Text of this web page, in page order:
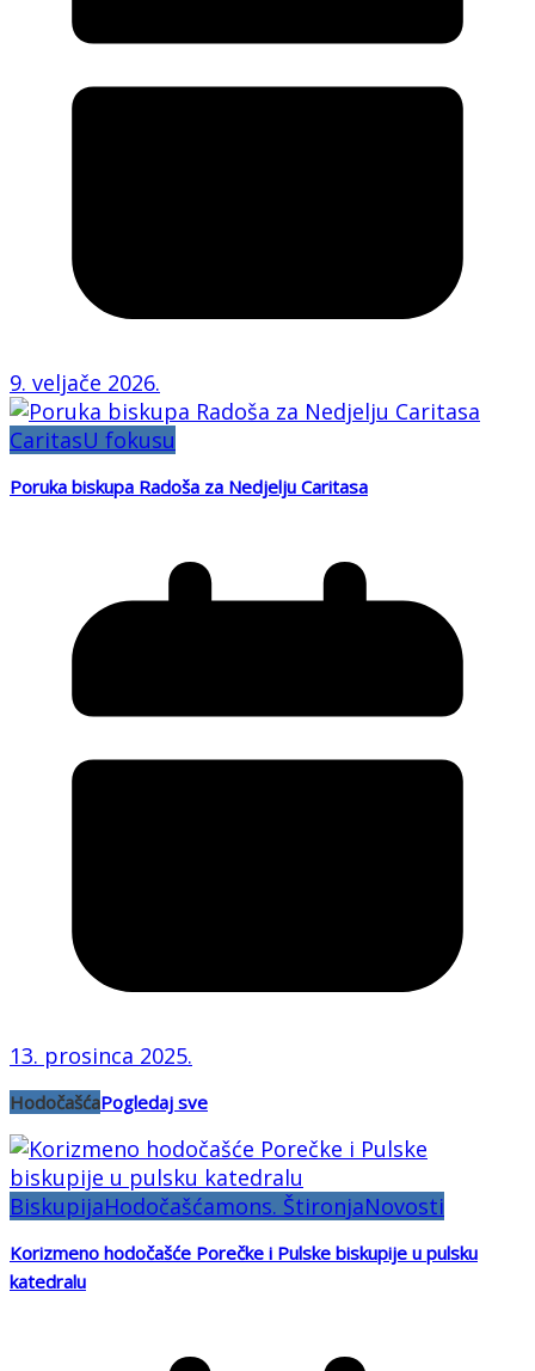
9. veljače 2026.
CaritasU fokusu
Poruka biskupa Radoša za Nedjelju Caritasa
13. prosinca 2025.
HodočašćaPogledaj sve
BiskupijaHodočašćamons. ŠtironjaNovosti
Korizmeno hodočašće Porečke i Pulske biskupije u pulsku
katedralu